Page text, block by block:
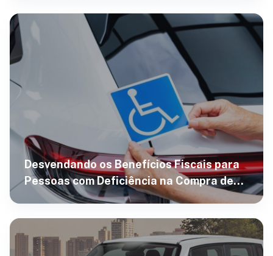
Desvendando os Benefícios Fiscais para
Pessoas com Deficiência na Compra de
Carros em 2024: Tudo o que Você Precisa